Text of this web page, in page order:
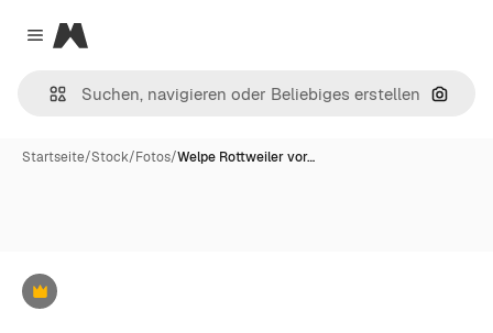
Close menu
Magnific
Nach
Startseite/Stock/Fotos/Welpe Rottweiler vor…
Premium